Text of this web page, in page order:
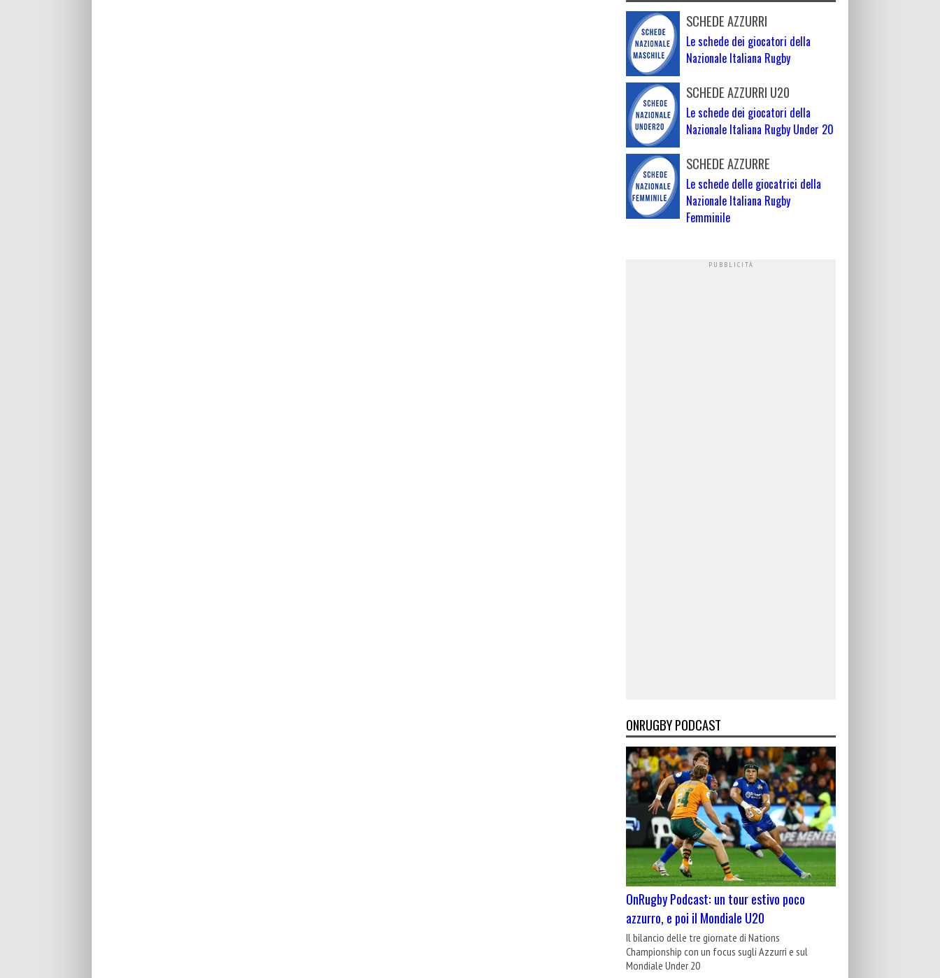
SCHEDE AZZURRI
Le schede dei giocatori della
Nazionale Italiana Rugby
SCHEDE AZZURRI U20
Le schede dei giocatori della
Nazionale Italiana Rugby Under 20
SCHEDE AZZURRE
Le schede delle giocatrici della
Nazionale Italiana Rugby
Femminile
ONRUGBY PODCAST
OnRugby Podcast: un tour estivo poco
azzurro, e poi il Mondiale U20
Il bilancio delle tre giornate di Nations
Championship con un focus sugli Azzurri e sul
Mondiale Under 20